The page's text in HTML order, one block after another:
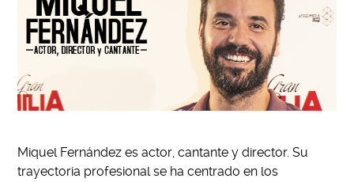
Miquel Fernández es actor, cantante y director. Su
trayectoria profesional se ha centrado en los